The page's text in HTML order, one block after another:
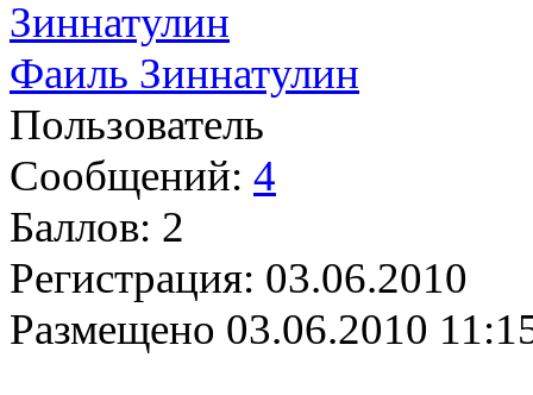
Фаиль Зиннатулин
Пользователь
Сообщений: 4
Баллов: 2
Регистрация: 03.06.2010
Размещено 03.06.2010